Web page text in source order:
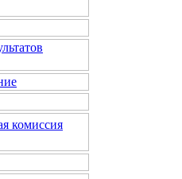
комиссия